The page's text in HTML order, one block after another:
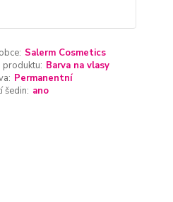
Salerm Cosmetics
produktu: Barva na vlasy
Permanentní
šedin: ano